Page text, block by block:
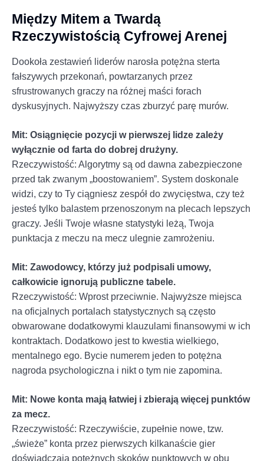
Między Mitem a Twardą
Rzeczywistością Cyfrowej Arenej
Dookoła zestawień liderów narosła potężna sterta
fałszywych przekonań, powtarzanych przez
sfrustrowanych graczy na różnej maści forach
dyskusyjnych. Najwyższy czas zburzyć parę murów.
Mit: Osiągnięcie pozycji w pierwszej lidze zależy
wyłącznie od farta do dobrej drużyny.
Rzeczywistość: Algorytmy są od dawna zabezpieczone
przed tak zwanym „boostowaniem”. System doskonale
widzi, czy to Ty ciągniesz zespół do zwycięstwa, czy też
jesteś tylko balastem przenoszonym na plecach lepszych
graczy. Jeśli Twoje własne statystyki leżą, Twoja
punktacja z meczu na mecz ulegnie zamrożeniu.
Mit: Zawodowcy, którzy już podpisali umowy,
całkowicie ignorują publiczne tabele.
Rzeczywistość: Wprost przeciwnie. Najwyższe miejsca
na oficjalnych portalach statystycznych są często
obwarowane dodatkowymi klauzulami finansowymi w ich
kontraktach. Dodatkowo jest to kwestia wielkiego,
mentalnego ego. Bycie numerem jeden to potężna
nagroda psychologiczna i nikt o tym nie zapomina.
Mit: Nowe konta mają łatwiej i zbierają więcej punktów
za mecz.
Rzeczywistość: Rzeczywiście, zupełnie nowe, tzw.
„świeże” konta przez pierwszych kilkanaście gier
doświadczają potężnych skoków punktowych w obu